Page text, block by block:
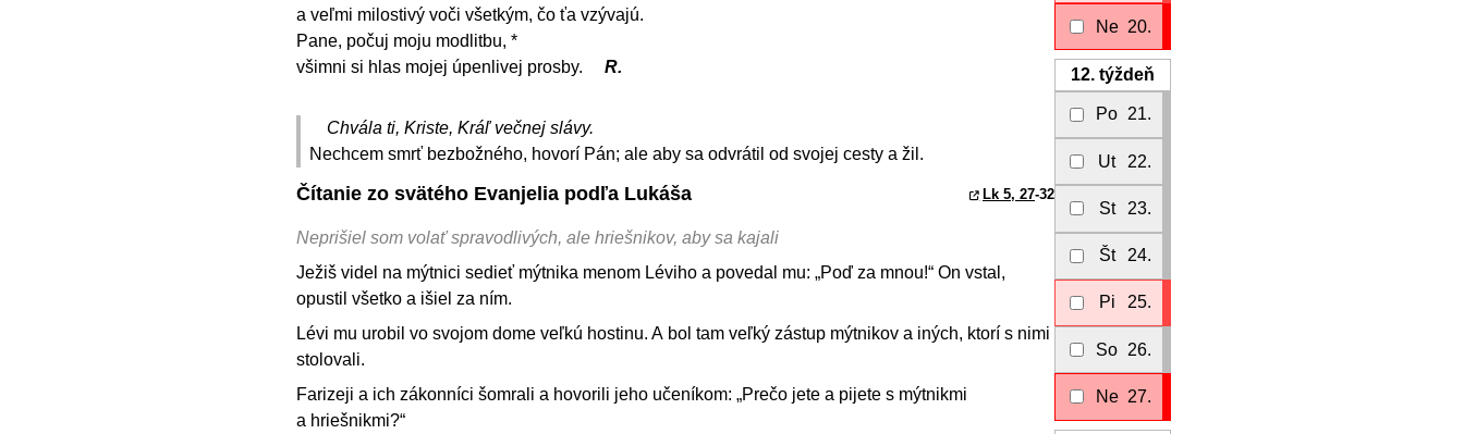
a veľmi milostivý voči všetkým, čo ťa vzývajú.
Pane, počuj moju modlitbu, *
všimni si hlas mojej úpenlivej prosby.
R.
Chvála ti, Kriste, Kráľ večnej slávy.
Nechcem smrť bezbožného, hovorí Pán; ale aby sa odvrátil od svojej cesty a žil.
Čítanie zo svätého Evanjelia podľa Lukáša Lk 5, 27-32
Neprišiel som volať spravodlivých, ale hriešnikov, aby sa kajali
Ježiš videl na mýtnici sedieť mýtnika menom Léviho a povedal mu: „Poď za mnou!“ On vstal,
opustil všetko a išiel za ním.
Lévi mu urobil vo svojom dome veľkú hostinu. A bol tam veľký zástup mýtnikov a iných, ktorí s nimi
stolovali.
Farizeji a ich zákonníci šomrali a hovorili jeho učeníkom: „Prečo jete a pijete s mýtnikmi
a hriešnikmi?“
Ne 20.
12.týždeň
Po 21.
Ut 22.
St 23.
Št 24.
Pi 25.
So 26.
Ne 27.